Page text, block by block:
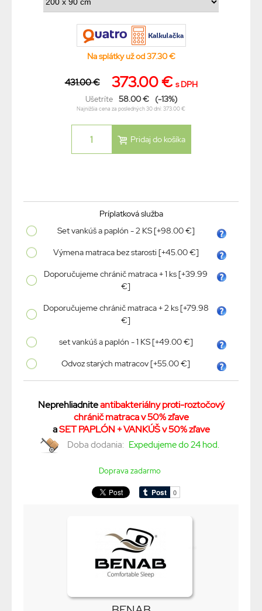
Na splátky už od 37.30 €
431.00 € 373.00 € s DPH
Ušetríte 58.00 € (-13%)
Najnižšia cena za posledných 30 dní: 373.00 €
Príplatková služba
Set vankúš a paplón - 2 KS [+98.00 €]
Výmena matraca bez starosti [+45.00 €]
Doporučujeme chránič matraca + 1 ks [+39.99
€]
Doporučujeme chránič matraca + 2 ks [+79.98
€]
set vankúš a paplón - 1 KS [+49.00 €]
Odvoz starých matracov [+55.00 €]
Neprehliadniteantibakteriálny proti-roztočový
chránič matraca v 50% zľave
aSET PAPLÓN + VANKÚŠ v 50% zľave
Doba dodania: Expedujeme do 24 hod.
Doprava zadarmo